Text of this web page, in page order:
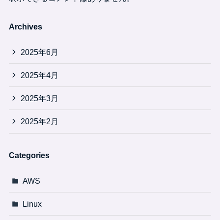
Archives
2025年6月
2025年4月
2025年3月
2025年2月
Categories
AWS
Linux